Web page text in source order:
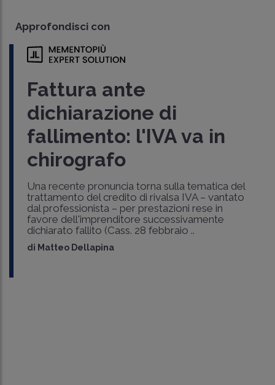
Approfondisci con
Fattura ante
dichiarazione di
fallimento: l'IVA va in
chirografo
Una recente pronuncia torna sulla tematica del
trattamento del credito di rivalsa IVA – vantato
dal professionista – per prestazioni rese in
favore dell'imprenditore successivamente
dichiarato fallito (Cass. 28 febbraio ..
di Matteo Dellapina